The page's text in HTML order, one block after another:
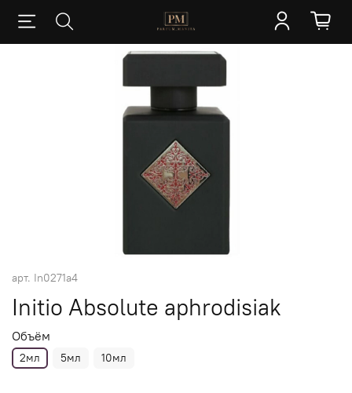
арт. In0271a4
Initio Absolute aphrodisiak
Объём
2мл 5мл 10мл